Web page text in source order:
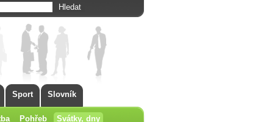
Sport Slovník
Pohřeb
Svátky, dny